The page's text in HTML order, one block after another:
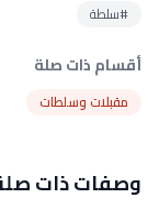
#سلطة
أقسام ذات صلة
مقبلات وسلطات
وصفات ذات